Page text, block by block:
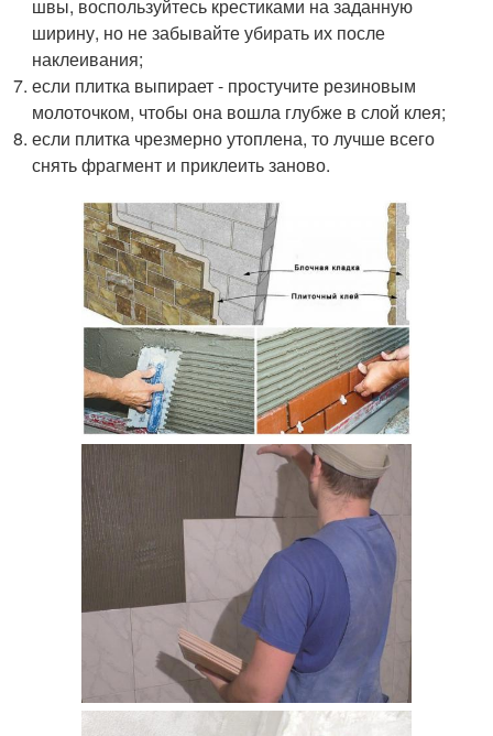
швы, воспользуйтесь крестиками на заданную
ширину, но не забывайте убирать их после
наклеивания;
если плитка выпирает - простучите резиновым
молоточком, чтобы она вошла глубже в слой клея;
если плитка чрезмерно утоплена, то лучше всего
снять фрагмент и приклеить заново.